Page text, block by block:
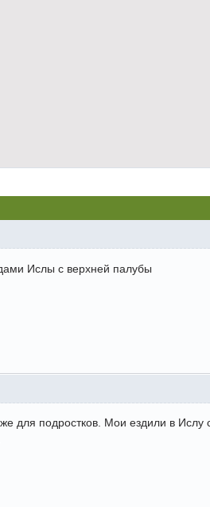
Ислы с верхней палубы
для подростков. Мои ездили в Ислу